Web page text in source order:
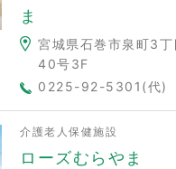
ま
宮城県石巻市泉町3丁
40号3F
0225-92-5301(代)
介護老人保健施設
ローズむらやま